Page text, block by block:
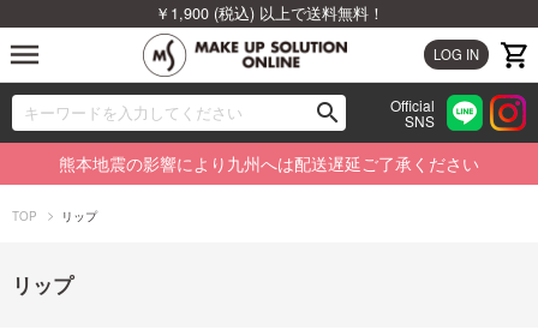
￥1,900 (税込) 以上で送料無料！
LOG IN
menu
search
00
Official
SNS
ブランドから探す
カテゴリから探す
熊本地震の影響により九州へは配送遅延ご了承ください
TOP リップ
リップ